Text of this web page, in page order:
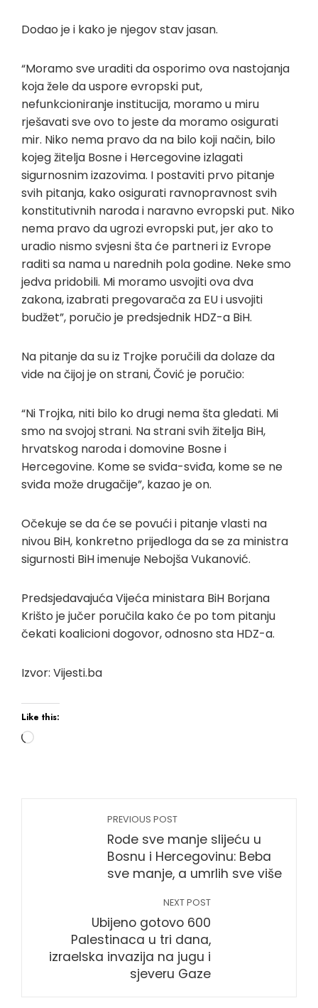
Dodao je i kako je njegov stav jasan.
“Moramo sve uraditi da osporimo ova nastojanja
koja žele da uspore evropski put,
nefunkcioniranje institucija, moramo u miru
rješavati sve ovo to jeste da moramo osigurati
mir. Niko nema pravo da na bilo koji način, bilo
kojeg žitelja Bosne i Hercegovine izlagati
sigurnosnim izazovima. I postaviti prvo pitanje
svih pitanja, kako osigurati ravnopravnost svih
konstitutivnih naroda i naravno evropski put. Niko
nema pravo da ugrozi evropski put, jer ako to
uradio nismo svjesni šta će partneri iz Evrope
raditi sa nama u narednih pola godine. Neke smo
jedva pridobili. Mi moramo usvojiti ova dva
zakona, izabrati pregovarača za EU i usvojiti
budžet”, poručio je predsjednik HDZ-a BiH.
Na pitanje da su iz Trojke poručili da dolaze da
vide na čijoj je on strani, Čović je poručio:
“Ni Trojka, niti bilo ko drugi nema šta gledati. Mi
smo na svojoj strani. Na strani svih žitelja BiH,
hrvatskog naroda i domovine Bosne i
Hercegovine. Kome se sviđa-sviđa, kome se ne
sviđa može drugačije”, kazao je on.
Očekuje se da će se povući i pitanje vlasti na
nivou BiH, konkretno prijedloga da se za ministra
sigurnosti BiH imenuje Nebojša Vukanović.
Predsjedavajuća Vijeća ministara BiH Borjana
Krišto je jučer poručila kako će po tom pitanju
čekati koalicioni dogovor, odnosno sta HDZ-a.
Izvor: Vijesti.ba
Like this:
Loading…
PREVIOUS POST
Rode sve manje slijeću u
Bosnu i Hercegovinu: Beba
sve manje, a umrlih sve više
NEXT POST
Ubijeno gotovo 600
Palestinaca u tri dana,
izraelska invazija na jugu i
sjeveru Gaze